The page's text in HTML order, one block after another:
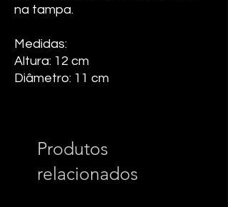
na tampa.
Medidas:
Altura: 12 cm
Diâmetro: 11 cm
Produtos
relacionados